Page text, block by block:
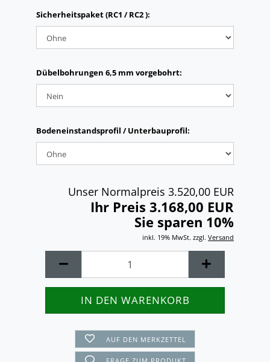
Sicherheitspaket (RC1 / RC2 ):
Dübelbohrungen 6,5 mm vorgebohrt:
Bodeneinstandsprofil / Unterbauprofil:
Unser Normalpreis 3.520,00 EUR
Ihr Preis 3.168,00 EUR
Sie sparen 10%
inkl. 19% MwSt. zzgl. Versand
AUF DEN MERKZETTEL